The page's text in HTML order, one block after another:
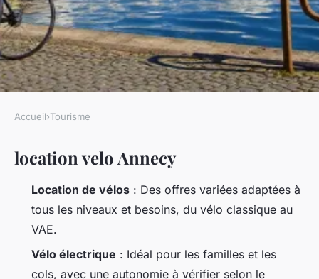
Guide essentiel pour choisir la
meilleure location de vélo à
Annecy
Accueil›Tourisme
location velo Annecy
Location de vélos : Des offres variées adaptées à
tous les niveaux et besoins, du vélo classique au
VAE.
Vélo électrique : Idéal pour les familles et les
cols, avec une autonomie à vérifier selon le